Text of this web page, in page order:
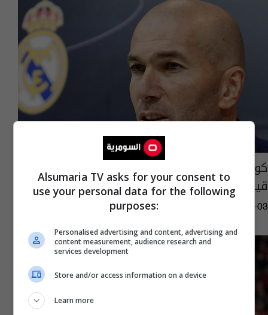
كواليس رفض زيدان العودة لولاية ثالثة في
قيادة ريال مدريد
06:44 | 2026-05-03
Alsumaria TV asks for your consent to
use your personal data for the following
purposes:
Personalised advertising and content, advertising and
content measurement, audience research and
services development
Store and/or access information on a device
Learn more